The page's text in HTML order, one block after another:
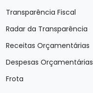
Transparência Fiscal
Radar da Transparência
Receitas Orçamentárias
Despesas Orçamentárias
Frota